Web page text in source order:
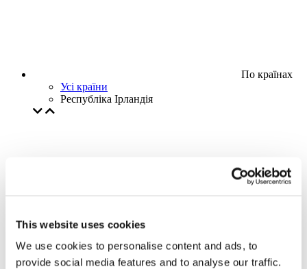
This website uses cookies
We use cookies to personalise content and ads, to
provide social media features and to analyse our traffic.
По країнах
Усі країни
Республіка Ірландія